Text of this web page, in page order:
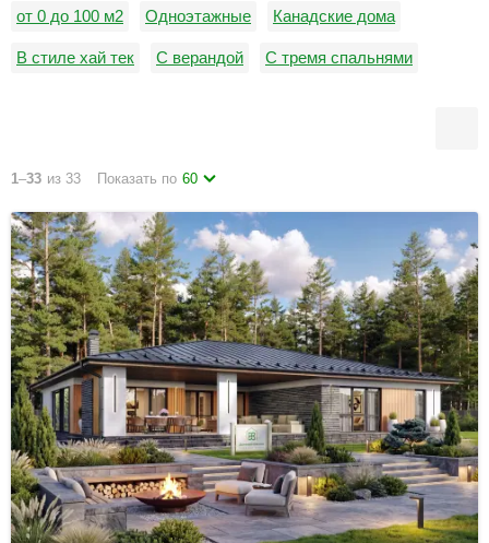
от 0 до 100 м2 Одноэтажные Канадские дома
В стиле хай тек С верандой С тремя спальнями
1–33 из 33 Показать по 60